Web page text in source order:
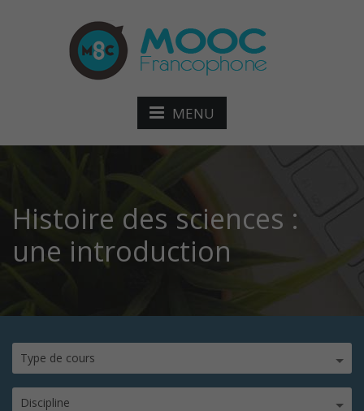
MENU
Histoire des sciences :
une introduction
Type de cours
Discipline